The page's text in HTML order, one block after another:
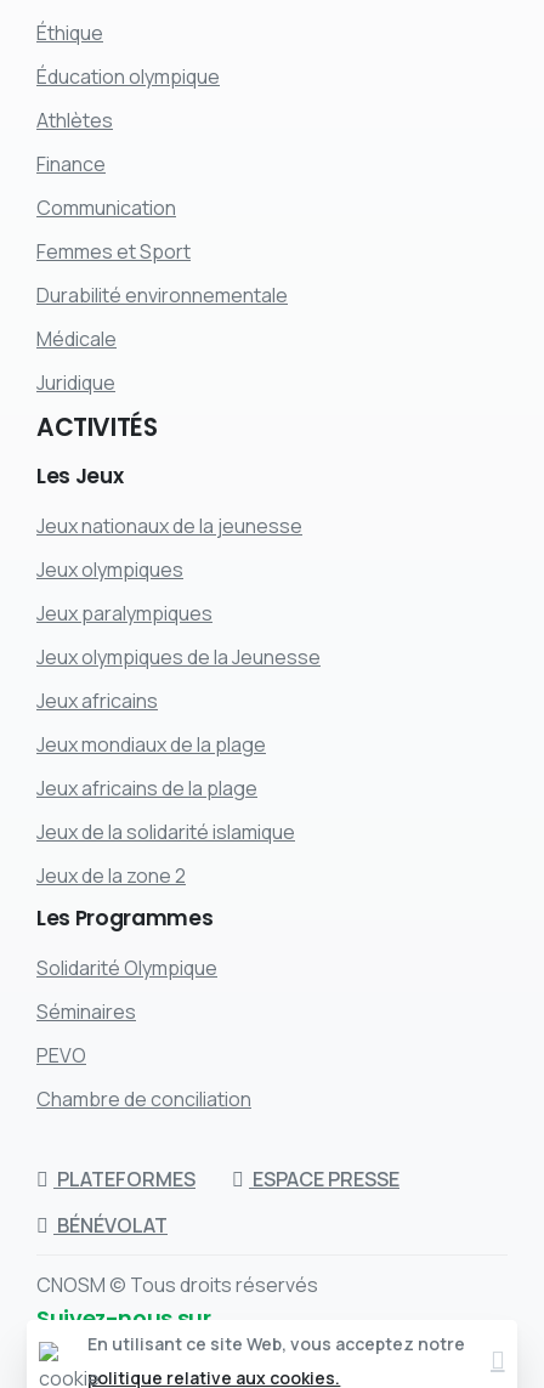
Éthique
Éducation olympique
Athlètes
Finance
Communication
Femmes et Sport
Durabilité environnementale
Médicale
Juridique
ACTIVITÉS
Les Jeux
Jeux nationaux de la jeunesse
Jeux olympiques
Jeux paralympiques
Jeux olympiques de la Jeunesse
Jeux africains
Jeux mondiaux de la plage
Jeux africains de la plage
Jeux de la solidarité islamique
Jeux de la zone 2
Les Programmes
Solidarité Olympique
Séminaires
PEVO
Chambre de conciliation
PLATEFORMES
ESPACE PRESSE
BÉNÉVOLAT
CNOSM © Tous droits réservés
Suivez-nous sur
En utilisant ce site Web, vous acceptez notre
politique relative aux cookies.